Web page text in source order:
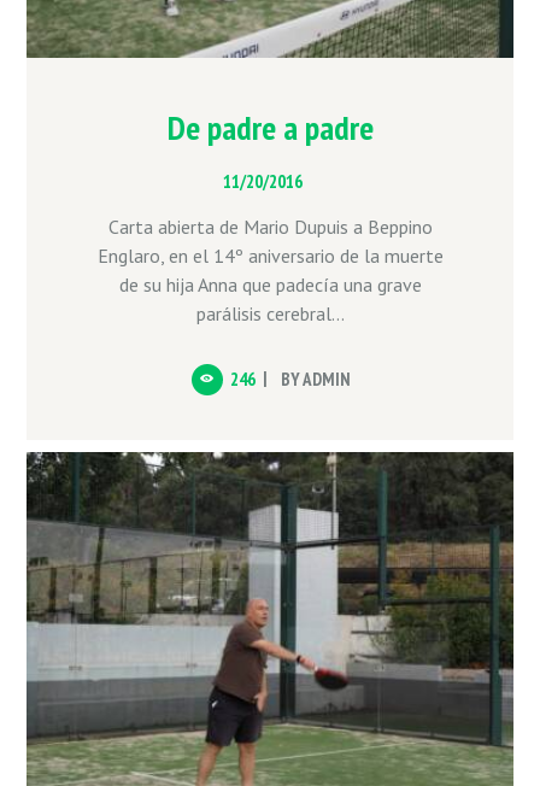
De padre a padre
11/20/2016
Carta abierta de Mario Dupuis a Beppino
Englaro, en el 14º aniversario de la muerte
de su hija Anna que padecía una grave
parálisis cerebral...
246 BYADMIN